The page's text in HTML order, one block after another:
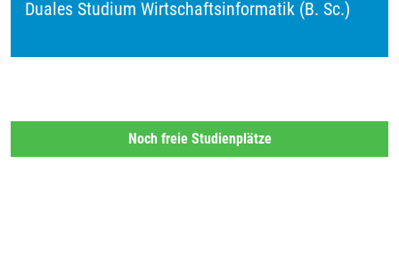
Duales Studium Wirtschaftsinformatik (B. Sc.)
Noch freie Studienplätze